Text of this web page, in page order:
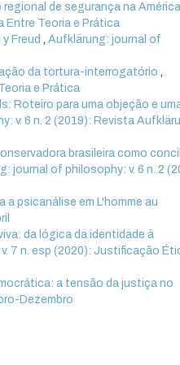
de segurança na América
Entre Teoria e Prática
y Freud,Aufklärung: journal of
da tortura-interrogatório,
e Prática
Roteiro para uma objeção e
v. 6 n. 2 (2019): Revista
brasileira como
journal of philosophy: v. 6 n. 2
psicanálise em L'homme au
da lógica da identidade à
7 n. esp (2020): Justificação
a tensão da justiça no
Dezembro